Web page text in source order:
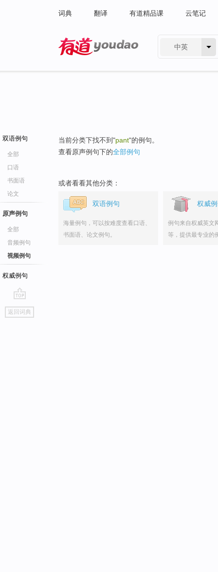
词典 翻译 有道精品课 云笔记
中英
双语例句
全部
口语
书面语
论文
原声例句
全部
音频例句
视频例句
权威例句
go
top
返回词典
当前分类下找不到"pant"的例句。
查看原声例句下的全部例句
或者看看其他分类：
双语例句
海量例句，可以按难度查看口语、
书面语、论文例句。
权威
例句来自权威英文
等，提供最专业的